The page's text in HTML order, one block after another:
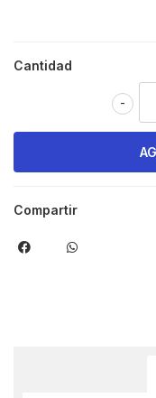
Cantidad
-
Compartir